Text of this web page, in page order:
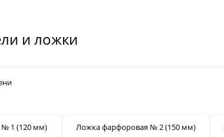
и ложки
1 (120 мм) Ложка фарфоровая № 2 (150 мм)